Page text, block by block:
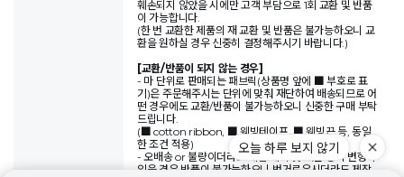
훼손되지 않았을 시에만 고객 부담으로 1회 교환 및 반품
이 가능합니다.
(한 번 교환한 제품의 재 교환 및 반품은 불가능하오니 교
환을 원하실 경우 신중히 결정해주시기 바랍니다.)
[교환/반품이 되지 않는 경우]
- 마 단위로 판매되는 패브릭(상품명 앞에 ■ 부호로 표
기)은 주문해주시는 단위에 맞춰 재단하여 배송되므로 어
떤 경우에도 교환/반품이 불가능하오니 신중한 구매 부탁
드립니다.
(■ cotton ribbon, ■ 웨빙테이프, ■ 웨빙끈 등, 동일
한 조건 적용)
- 오배송 or 불량이더라도 제품 세탁 및 재단 등의 변형이
있을 경우 반품이 불가능하오니 번거로우시더라도 제작